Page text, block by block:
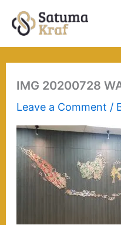
IMG 20200728
Leave a Comment /